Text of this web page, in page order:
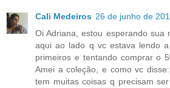
Cali Medeiros 26 de junho de
Oi Adriana, estou esperando sua
aqui ao lado q vc estava lendo
primeiros e tentando comprar o
Amei a coleção, e como vc
tem muitas coisas q precisam